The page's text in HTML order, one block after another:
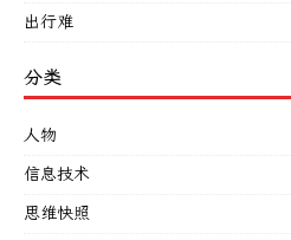
出行难
分类
人物
信息技术
思维快照